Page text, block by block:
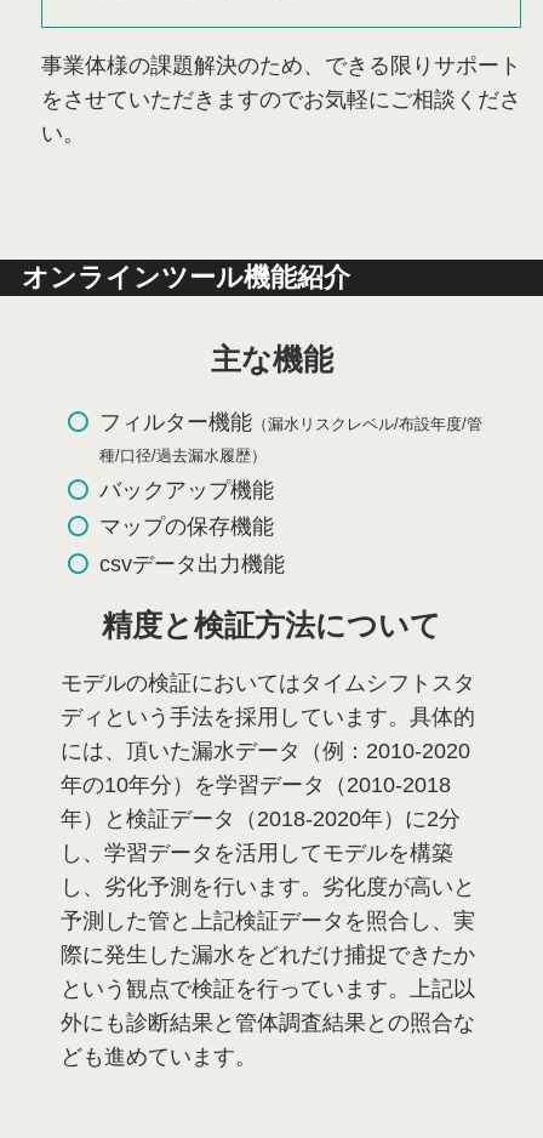
事業体様の課題解決のため、できる限りサポート
をさせていただきますのでお気軽にご相談くださ
い。
オンラインツール機能紹介
主な機能
フィルター機能（漏水リスクレベル/布設年度/管
種/口径/過去漏水履歴）
バックアップ機能
マップの保存機能
csvデータ出力機能
精度と検証方法について
モデルの検証においてはタイムシフトスタ
ディという手法を採用しています。具体的
には、頂いた漏水データ（例：2010-2020
年の10年分）を学習データ（2010-2018
年）と検証データ（2018-2020年）に2分
し、学習データを活用してモデルを構築
し、劣化予測を行います。劣化度が高いと
予測した管と上記検証データを照合し、実
際に発生した漏水をどれだけ捕捉できたか
という観点で検証を行っています。上記以
外にも診断結果と管体調査結果との照合な
ども進めています。